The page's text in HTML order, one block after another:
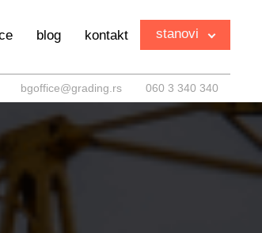
blog kontakt stanovi
bgoffice@grading.rs 060 3 340 340